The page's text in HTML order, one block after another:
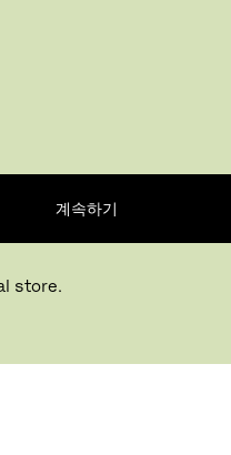
계속하기
store.